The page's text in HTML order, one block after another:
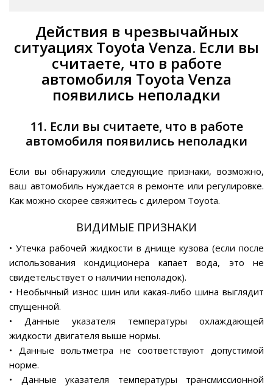
Действия в чрезвычайных
ситуациях Toyota Venza. Если вы
считаете, что в работе
автомобиля Toyota Venza
появились неполадки
11. Если вы считаете, что в работе
автомобиля появились неполадки
Если вы обнаружили следующие признаки, возможно,
ваш автомобиль нуждается в ремонте или регулировке.
Как можно скорее свяжитесь с дилером Toyota.
ВИДИМЫЕ ПРИЗНАКИ
• Утечка рабочей жидкости в днище кузова (если после
использования кондиционера капает вода, это не
свидетельствует о наличии неполадок).
• Необычный износ шин или какая-либо шина выглядит
спущенной.
• Данные указателя температуры охлаждающей
жидкости двигателя выше нормы.
• Данные вольтметра не соответствуют допустимой
норме.
• Данные указателя температуры трансмиссионной